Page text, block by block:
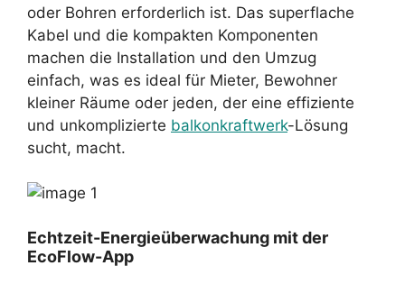
oder Bohren erforderlich ist. Das superflache
Kabel und die kompakten Komponenten
machen die Installation und den Umzug
einfach, was es ideal für Mieter, Bewohner
kleiner Räume oder jeden, der eine effiziente
und unkomplizierte balkonkraftwerk-Lösung
sucht, macht.
Echtzeit-Energieüberwachung mit der
EcoFlow-App